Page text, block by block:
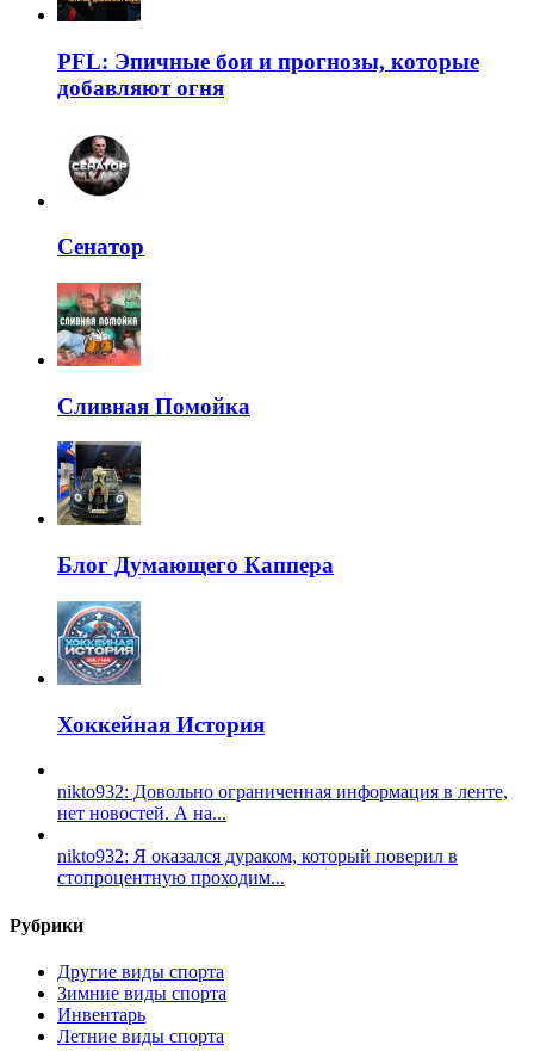
PFL: Эпичные бои и прогнозы, которые
добавляют огня
Сенатор
Сливная Помойка
Блог Думающего Каппера
Хоккейная История
nikto932: Довольно ограниченная информация в ленте,
нет новостей. А на...
nikto932: Я оказался дураком, который поверил в
стопроцентную проходим...
Рубрики
Другие виды спорта
Зимние виды спорта
Инвентарь
Летние виды спорта